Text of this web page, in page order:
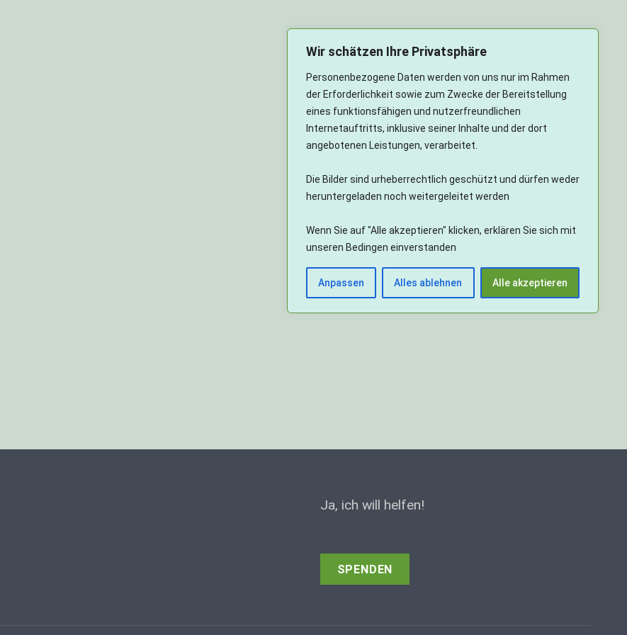
Wir schätzen Ihre Privatsphäre
Personenbezogene Daten werden von uns nur im Rahmen
der Erforderlichkeit sowie zum Zwecke der Bereitstellung
eines funktionsfähigen und nutzerfreundlichen
Internetauftritts, inklusive seiner Inhalte und der dort
angebotenen Leistungen, verarbeitet.
Die Bilder sind urheberrechtlich geschützt und dürfen weder
heruntergeladen noch weitergeleitet werden
Wenn Sie auf "Alle akzeptieren" klicken, erklären Sie sich mit
unseren Bedingen einverstanden
Anpassen Alles ablehnen Alle akzeptieren
Ja, ich will helfen!
SPENDEN